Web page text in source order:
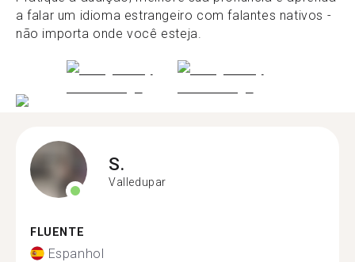
a falar um idioma estrangeiro com falantes nativos -
não importa onde você esteja.
S.
Valledupar
FLUENTE
Espanhol